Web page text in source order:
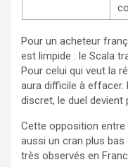
Pour un acheteur
est limpide : le Scala
Pour celui qui veut la
aura difficile à effacer.
discret, le duel devient
Cette opposition
aussi un cran plus
très observés en